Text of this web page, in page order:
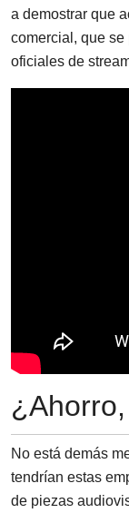
a demostrar que
comercial, que
oficiales de
No está demás
tendrían estas
de piezas